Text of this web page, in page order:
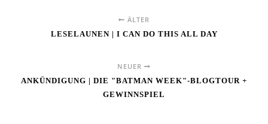
ÄLTER
LESELAUNEN | I CAN DO THIS ALL DAY
NEUER
ANKÜNDIGUNG | DIE "BATMAN WEEK"-BLOGTOUR +
GEWINNSPIEL